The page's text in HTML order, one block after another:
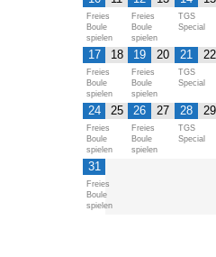
Freies
Boule
spielen
Freies
Boule
spielen
TGS
Special
17
Freies
Boule
spielen
18 19
Freies
Boule
spielen
20 21
TGS
Special
22
24
Freies
Boule
spielen
25 26
Freies
Boule
spielen
27 28
TGS
Special
29
31
Freies
Boule
spielen